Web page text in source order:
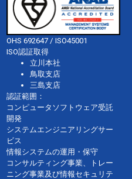
OHS 692647 / ISO45001
ISO認証取得
立川本社
鳥取支店
三島支店
認証範囲：
コンピュータソフトウェア受託
開発
システムエンジニアリングサー
ビス
情報システムの運用・保守
コンサルティング事業、トレー
ニング事業及び情報セキュリテ